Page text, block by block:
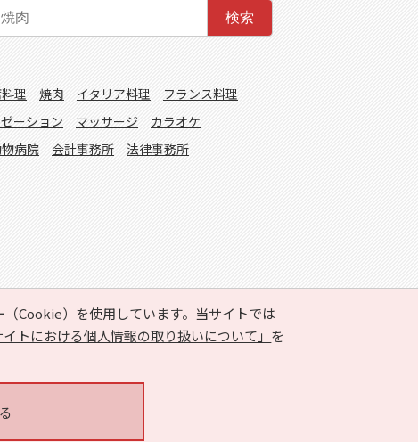
Cookie）を使用しています。当サイトでは
イトにおける個人情報の取り扱いについて」 を
検索
理 焼肉 イタリア料理
フランス料理
ーション マッサージ
カラオケ
病院 会計事務所 法律事務所